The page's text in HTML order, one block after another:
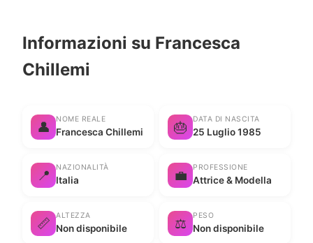
Informazioni su Francesca
Chillemi
👤 NOME REALE
Francesca Chillemi 🎂 DATA DI NASCITA
25 Luglio 1985
📍 NAZIONALITÀ
Italia 💼 PROFESSIONE
Attrice & Modella
📏 ALTEZZA
Non disponibile ⚖️ PESO
Non disponibile